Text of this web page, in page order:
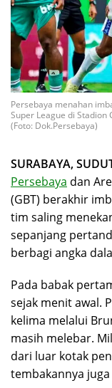
Persebaya menahan
Super League di Stadion
(Foto: Dok.Persebaya)
SURABAYA,
Persebaya dan
(GBT) berakhir
tim saling
sepanjang
berbagi angka
Pada babak
sejak menit awal.
kelima melalui
masih melebar.
dari luar kotak
tembakannya